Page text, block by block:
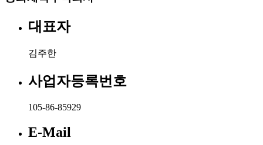
대표자
김주한
사업자등록번호
105-86-85929
E-Mail